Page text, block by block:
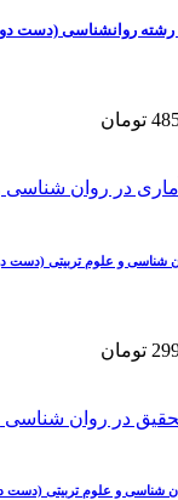
رشته روانشناسی (دست
شناسی و علوم تربیتی (دست
شناسی و علوم تربیتی (دست